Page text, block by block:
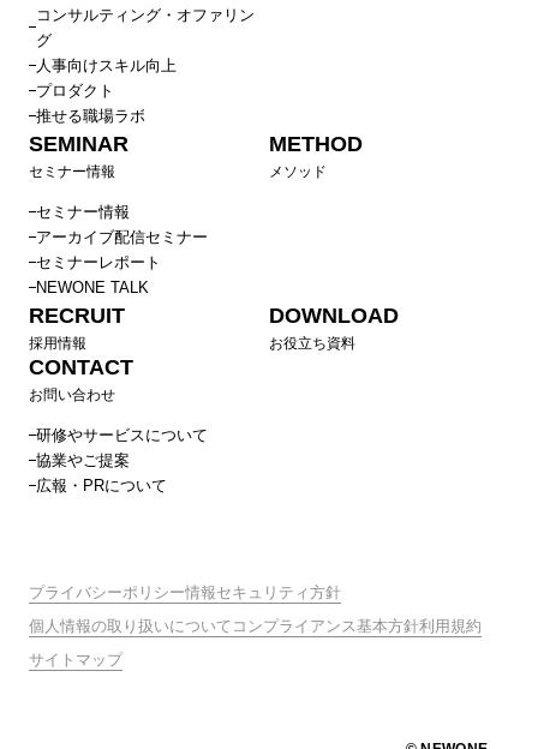
コンサルティング・オファリン
グ
人事向けスキル向上
プロダクト
推せる職場ラボ
SEMINAR
セミナー情報
セミナー情報
アーカイブ配信セミナー
セミナーレポート
NEWONE TALK
METHOD
メソッド
RECRUIT
採用情報
DOWNLOAD
お役立ち資料
CONTACT
お問い合わせ
研修やサービスについて
協業やご提案
広報・PRについて
プライバシーポリシー情報セキュリティ方針
個人情報の取り扱いについて コンプライアンス基本方針利用規約
サイトマップ